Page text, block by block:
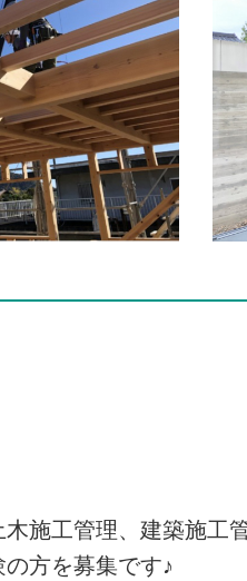
施工管理、建築施工
方を募集です♪